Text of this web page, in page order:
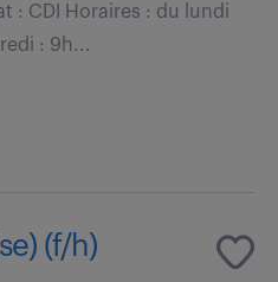
: CDI Horaires : du lundi
: 9h...
(f/h)